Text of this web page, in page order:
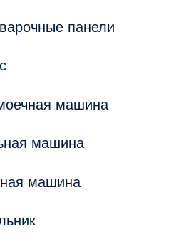
панели
машина
машина
машина